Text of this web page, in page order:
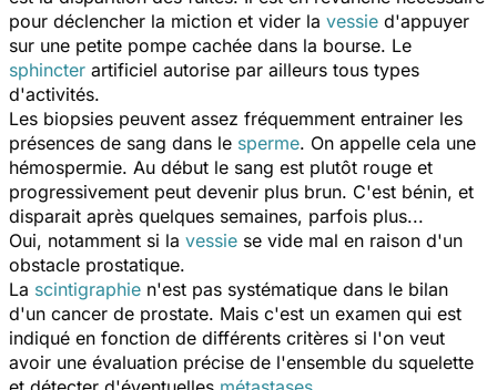
pour déclencher la miction et vider la vessie d'appuyer
sur une petite pompe cachée dans la bourse. Le
sphincter artificiel autorise par ailleurs tous types
d'activités.
Les biopsies peuvent assez fréquemment entrainer les
présences de sang dans le sperme. On appelle cela une
hémospermie. Au début le sang est plutôt rouge et
progressivement peut devenir plus brun. C'est bénin, et
disparait après quelques semaines, parfois plus...
Oui, notamment si la vessie se vide mal en raison d'un
obstacle prostatique.
La scintigraphie n'est pas systématique dans le bilan
d'un cancer de prostate. Mais c'est un examen qui est
indiqué en fonction de différents critères si l'on veut
avoir une évaluation précise de l'ensemble du squelette